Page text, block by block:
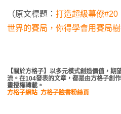
（原文標題： 打造超級幕僚#20
世界的賽局，你得學會用賽局
【關於方格子】以多元模式創造價值，
流。在104發表的文章，都是由方格子創
畫授權轉載。
方格子網站 方格子臉書粉絲頁